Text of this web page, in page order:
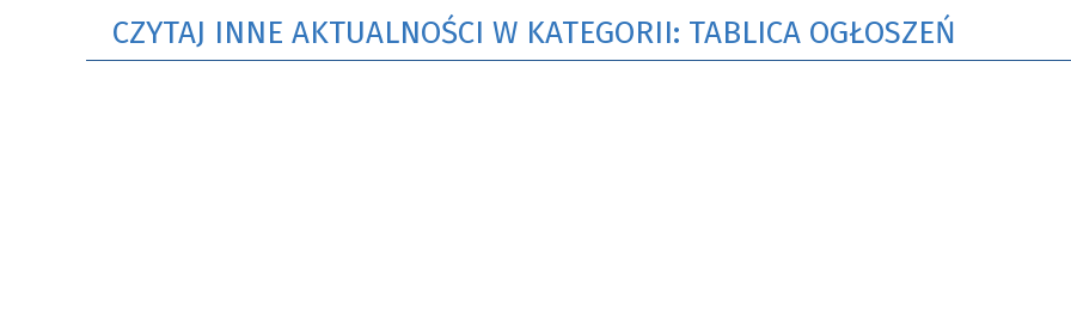
CZYTAJ INNE AKTUALNOŚCI W KATEGORII: TABLICA OGŁOSZEŃ